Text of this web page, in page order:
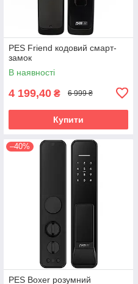
PES Friend кодовий смарт-
замок
В наявності
4 199,40 ₴ 6 999 ₴
Купити
–40%
PES Boxer розумний